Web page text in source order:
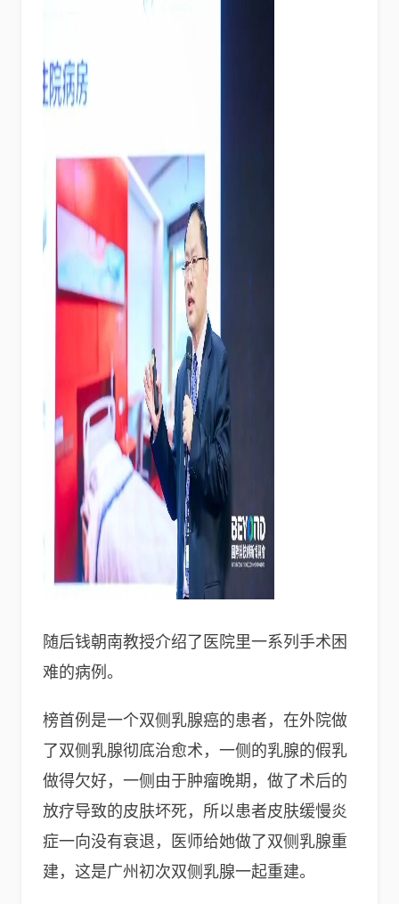
随后钱朝南教授介绍了医院里一系列手术困
难的病例。
榜首例是一个双侧乳腺癌的患者，在外院做
了双侧乳腺彻底治愈术，一侧的乳腺的假乳
做得欠好，一侧由于肿瘤晚期，做了术后的
放疗导致的皮肤坏死，所以患者皮肤缓慢炎
症一向没有衰退，医师给她做了双侧乳腺重
建，这是广州初次双侧乳腺一起重建。